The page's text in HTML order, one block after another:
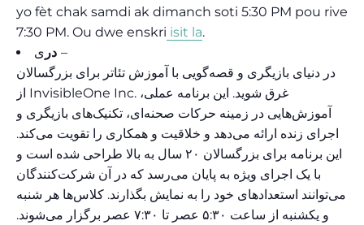
yo fèt chak samdi ak dimanch soti 5:30 PM pou rive
7:30 PM. Ou dwe enskri isit la.
در ی
–
در دنیای بازیگری و قصه‌گویی با آموزش تئاتر برای بزرگسالان
از InvisibleOne Inc. غرق شوید. این برنامه عملی،
آموزش‌هایی در زمینه حرکات صحنه‌ای، تکنیک‌های بازیگری و
اجرای زنده ارائه می‌دهد و خلاقیت و همکاری را تقویت می‌کند.
این برنامه برای بزرگسالان ۲۰ سال به بالا طراحی شده است و
با یک اجرای ویژه به پایان می‌رسد که در آن شرکت‌کنندگان
می‌توانند استعدادهای خود را به نمایش بگذارند. کلاس‌ها هر شنبه
و یکشنبه از ساعت ۵:۳۰ عصر تا ۷:۳۰ عصر برگزار می‌شوند.